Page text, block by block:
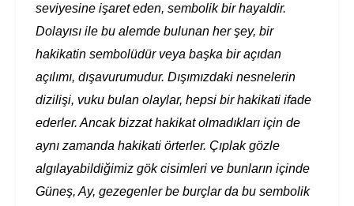
seviyesine işaret eden, sembolik bir hayaldir.
Dolayısı ile bu alemde bulunan her şey, bir
hakikatin sembolüdür veya başka bir açıdan
açılımı, dışavurumudur. Dışımızdaki nesnelerin
dizilişi, vuku bulan olaylar, hepsi bir hakikati ifade
ederler. Ancak bizzat hakikat olmadıkları için de
aynı zamanda hakikati örterler. Çıplak gözle
algılayabildiğimiz gök cisimleri ve bunların içinde
Güneş, Ay, gezegenler be burçlar da bu sembolik